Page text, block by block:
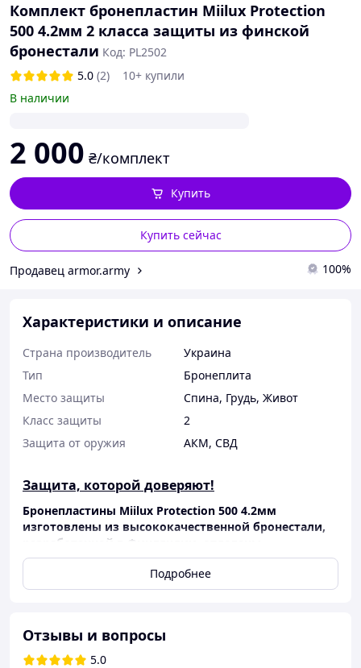
Комплект бронепластин Miilux Protection
500 4.2мм 2 класса защиты из финской
бронестали Код: PL2502
5.0 (2)
10+ купили
В наличии
2 000 ₴/комплект
Купить сейчас
Купить
Продавец armor.army 100%
Характеристики и описание
Страна производитель
Украина
Тип
Бронеплита
Место защиты
Спина, Грудь, Живот
Класс защиты
2
Защита от оружия
АКМ, СВД
Защита, которой доверяют!
Бронепластины Miilux Protection 500 4.2мм
изготовлены из высококачественной бронестали,
разработанной в Финляндии, отделаны
баллистическим войлоком и каучуковым
демпфером, соответствуют 2 классу защиты ДСТУ В
4103-2002. Идеально подходят для легких
Является оптимальным выбором для обеспечения
надежной защиты при минимальном весе 2.5 кг,
Подробнее
Отзывы и вопросы
5.0